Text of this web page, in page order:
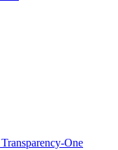
Transparency-One